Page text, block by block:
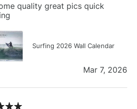
quality great pics quick
Surfing 2026 Wall Calendar
Mar 7, 2026